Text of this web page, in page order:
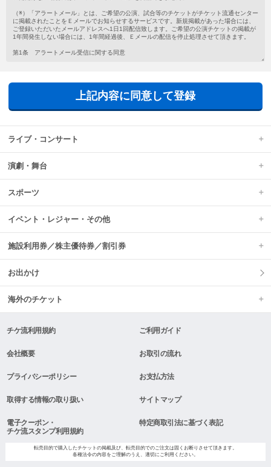
上記内容に同意して登録
ライブ・コンサート
演劇・舞台
スポーツ
イベント・レジャー・その他
施設利用券／株主優待券／割引券
お出かけ
海外のチケット
チケ流利用規約 ご利用ガイド
会社概要 お取引の流れ
プライバシーポリシー お支払方法
取得する情報の取り扱い サイトマップ
電子クーポン・
チケ流スタンプ利用規約
特定商取引法に基づく表記
転売目的で購入したチケットの掲載及び、転売目的でのご注文は固くお断りさせて頂きます。
各種法令の内容をご理解のうえ、適切にご利用ください。